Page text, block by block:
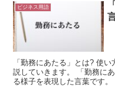
ビジネス用語
「勤務にあたる」とは? 使
説していきます。 「勤務に
る様子を表現した言葉です